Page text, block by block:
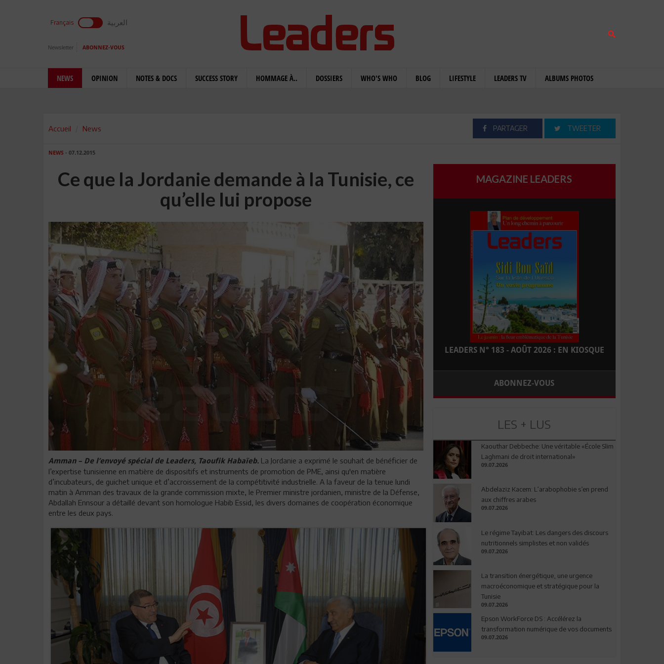
Français العربية
Newsletter ABONNEZ-VOUS
NEWS OPINION NOTES & DOCS SUCCESS STORY HOMMAGE À.. DOSSIERS WHO'S WHO BLOG LIFESTYLE LEADERS TV ALBUMS PHOTOS
Accueil News PARTAGER TWEETER
NEWS - 07.12.2015
Ce que la Jordanie demande à la Tunisie, ce
qu’elle lui propose
Amman – De l’envoyé spécial de Leaders, Taoufik Habaïeb. La Jordanie a exprimé le souhait de bénéficier de
l’expertise tunisienne en matière de dispositifs et instruments de promotion de PME, ainsi qu'en matière
d’incubateurs, de guichet unique et d’accroissement de la compétitivité industrielle. A la faveur de la tenue lundi
matin à Amman des travaux de la grande commission mixte, le Premier ministre jordanien, ministre de la Défense,
Abdallah Ennsour a détaillé devant son homologue Habib Essid, les divers domaines de coopération économique
entre les deux pays.
MAGAZINE LEADERS
LEADERS N° 183 - AOÛT 2026 : EN KIOSQUE
ABONNEZ-VOUS
LES + LUS
Kaouthar Debbeche: Une véritable «École Slim
Laghmani de droit international»
09.07.2026
Abdelaziz Kacem: L’arabophobie s’en prend
aux chiffres arabes
09.07.2026
Le régime Tayibat: Les dangers des discours
nutritionnels simplistes et non validés
09.07.2026
La transition énergétique, une urgence
macroéconomique et stratégique pour la
Tunisie
09.07.2026
Epson WorkForce DS : Accélérez la
transformation numérique de vos documents
09.07.2026